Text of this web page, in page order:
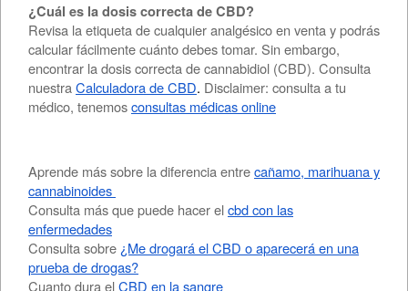
¿Cuál es la dosis correcta de CBD?
Revisa la etiqueta de cualquier analgésico en venta y podrás
calcular fácilmente cuánto debes tomar. Sin embargo,
encontrar la dosis correcta de cannabidiol (CBD). Consulta
nuestraCalculadora de CBD. Disclaimer: consulta a tu
médico, tenemosconsultas médicas online
Aprende más sobre la diferencia entrecañamo, marihuana y
cannabinoides
Consulta más que puede hacer elcbd con las
enfermedades
Consulta sobre ¿Me drogará el CBD o aparecerá en una
prueba de drogas?
Cuanto dura elCBD en la sangre